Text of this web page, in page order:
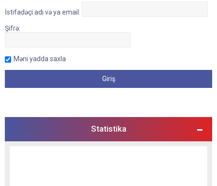
İstifadəçi adı və ya email:
Şifrə:
Məni yadda saxla
Statistika